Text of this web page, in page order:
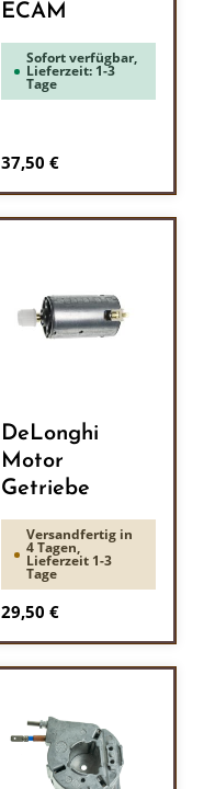
ECAM
Sofort verfügbar,
Lieferzeit: 1-3
Tage
Regulärer Preis:
37,50 €
DeLonghi
Motor
Getriebe
Versandfertig in
4 Tagen,
Lieferzeit 1-3
Tage
Regulärer Preis:
29,50 €